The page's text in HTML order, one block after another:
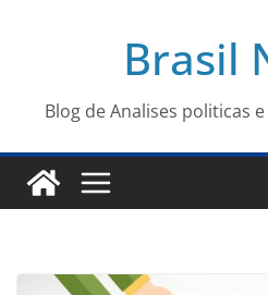
conteúdo
Brasil
Blog de Analises politicas